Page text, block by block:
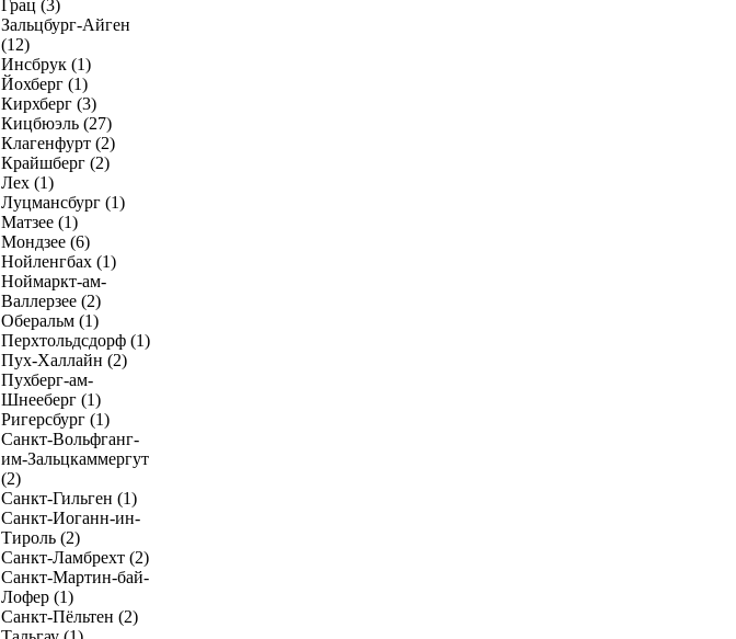
Грац (3)
Зальцбург-Айген
(12)
Инсбрук (1)
Йохберг (1)
Кирхберг (3)
Кицбюэль (27)
Клагенфурт (2)
Крайшберг (2)
Лех (1)
Луцмансбург (1)
Матзее (1)
Мондзее (6)
Нойленгбах (1)
Ноймаркт-ам-
Валлерзее (2)
Оберальм (1)
Перхтольдсдорф (1)
Пух-Халлайн (2)
Пухберг-ам-
Шнееберг (1)
Ригерсбург (1)
Санкт-Вольфганг-
им-Зальцкаммергут
(2)
Санкт-Гильген (1)
Санкт-Иоганн-ин-
Тироль (2)
Санкт-Ламбрехт (2)
Санкт-Мартин-бай-
Лофер (1)
Санкт-Пёльтен (2)